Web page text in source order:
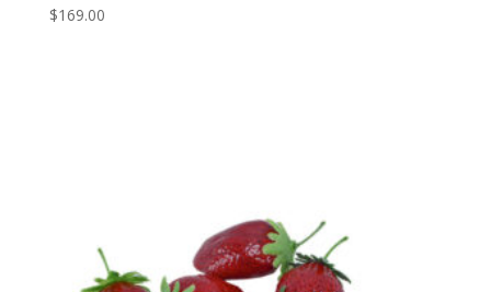
$169.00